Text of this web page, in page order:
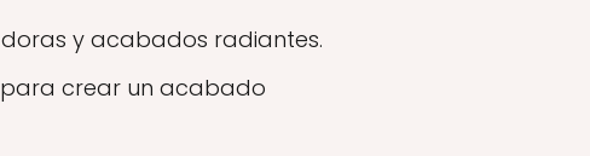
y acabados radiantes.
crear un acabado